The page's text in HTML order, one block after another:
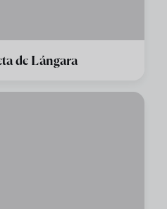
de Lángara